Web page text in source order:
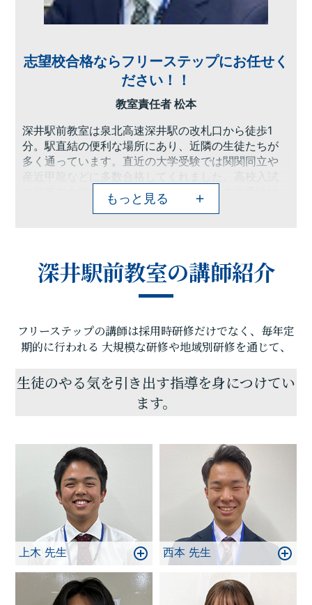
志望校合格ならフリーステップにお任せく
ださい！！
教室責任者 松本
深井駅前教室は泉北高速深井駅の改札口から徒歩1
分。駅直結の便利な場所にあり、近隣の生徒たちが
多く通っています。直近の大学受験では関関同立や
産近甲龍などに多数合格してくれました。高校入試
は初芝立命館や帝塚山泉ヶ丘、東大谷、中学受験は
桃山学院や初芝立命館に合格しています。
な授業がここにはあります。
私は中学受験大学受験で数々の成功や失敗を経験し
たことから、生徒の皆さんの悩みやしんどさなどに
我々スタッフや講師たちが皆さんを全力でフォロー
します！ぜひ深井駅前教室へお越しください。教室
ご覧いただきたいと思います。無料体験も毎日受付
しています。
今を変えたい、夢をかなえたい、そんな皆さんとの
もっと見る
深井駅前教室の講師紹介
フリーステップの講師は採用時研修だけでなく、毎年定
期的に行われる 大規模な研修や地域別研修を通じて、
生徒のやる気を引き出す指導を身につけてい
ます。
上木 先生 西本 先生